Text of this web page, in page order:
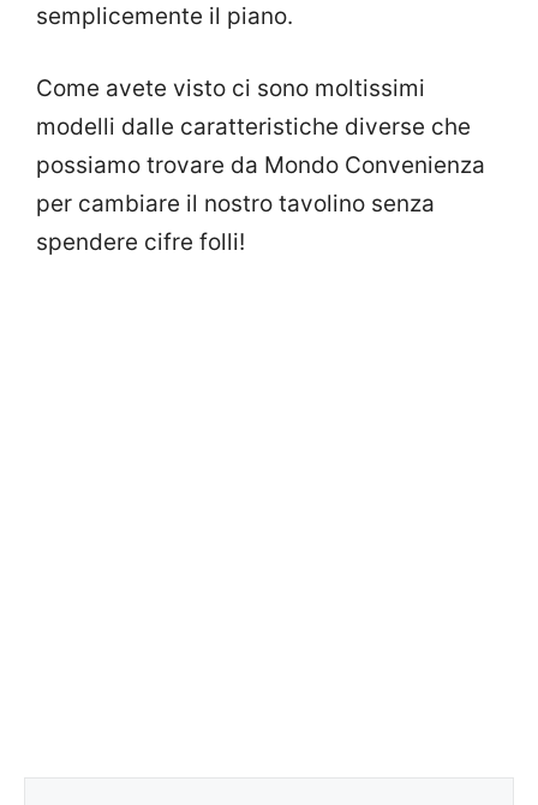
semplicemente il piano.
Come avete visto ci sono moltissimi
modelli dalle caratteristiche diverse che
possiamo trovare da Mondo Convenienza
per cambiare il nostro tavolino senza
spendere cifre folli!